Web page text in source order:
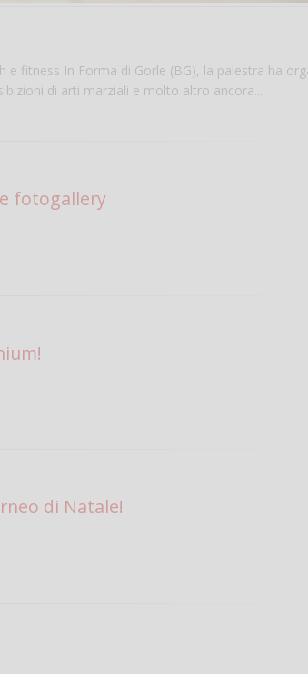
fitness In Forma di Gorle (BG), la palestra ha
di arti marziali e molto altro ancora...
fotogallery
di Natale!